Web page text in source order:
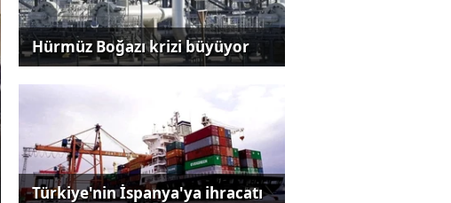
Hürmüz Boğazı krizi büyüyor
Türkiye'nin İspanya'ya ihracatı